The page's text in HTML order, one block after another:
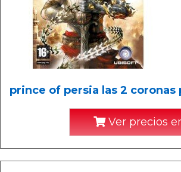
prince of persia las 2 coronas
Ver precios